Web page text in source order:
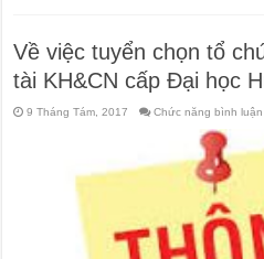
Về việc tuyển chọn tổ
tài KH&CN cấp Đại học
9 Tháng Tám, 2017 Chức năng bình